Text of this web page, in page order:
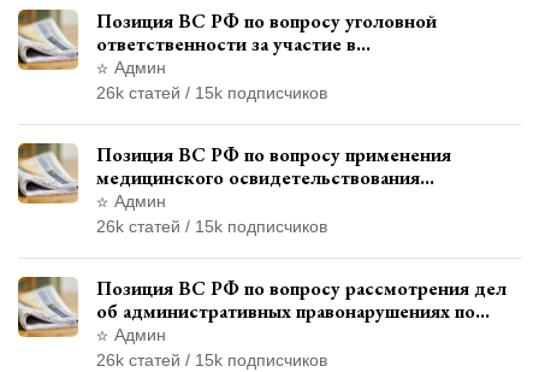
Позиция ВС РФ по вопросу уголовной
ответственности за участие в
террористической организации до
официального признания
Админ
26k статей / 15k подписчиков
Позиция ВС РФ по вопросу применения
медицинского освидетельствования
военнослужащих при увольнении с военной
службы
Админ
26k статей / 15k подписчиков
Позиция ВС РФ по вопросу рассмотрения дел
об административных правонарушениях по
месту жительства и сроков давности
привлечения к ответственности
Админ
26k статей / 15k подписчиков